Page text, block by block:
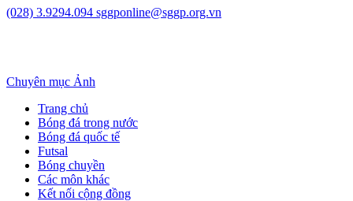
(028) 3.9294.094 sggponline@sggp.org.vn
Chuyên mục Ảnh
Trang chủ
Bóng đá trong nước
Bóng đá quốc tế
Futsal
Bóng chuyền
Các môn khác
Kết nối cộng đồng